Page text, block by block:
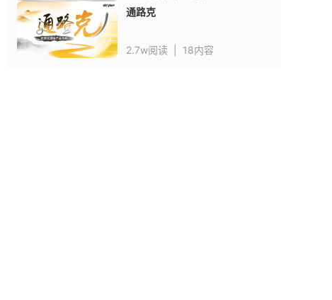
通路克
2.7w阅读 18内容